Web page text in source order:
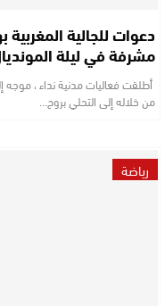
دعوات للجالية
مشرفة في ليلة
أطلقت فعاليات مدنية نداء ، موجه
من خلاله إلى التحلي بروح…
رياضة